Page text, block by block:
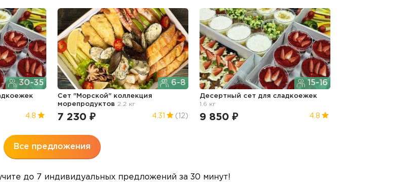
30-35
4.8
6-8
Сет "Морской" коллекция
морепродуктов 2.2 кг
7 230 ₽ 4.31 (12)
15-16
Десертный сет для сладкоежек
1.6 кг
9 850 ₽ 4.8
Все предложения
до 7 индивидуальных предложений за 30 минут!